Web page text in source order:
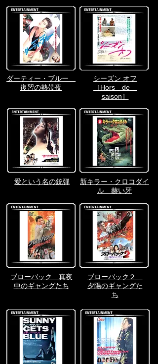
ダーティー・ブルー
復習の熱帯夜
ブローバック 真夜
中のギャングたち
新キラー・クロコダイ
ル 赫い牙
シーズン オフ
［Hors de
saison］
ブローバック２
夕陽のギャングた
ち
​愛という名の銃弾